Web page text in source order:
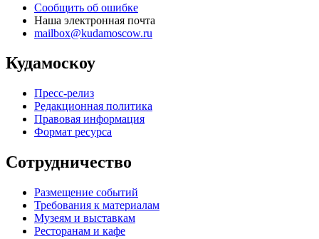
Сообщить об ошибке
Наша электронная почта
mailbox@kudamoscow.ru
Кудамоскоу
Пресс-релиз
Редакционная политика
Правовая информация
Формат ресурса
Сотрудничество
Размещение событий
Требования к материалам
Музеям и выставкам
Ресторанам и кафе